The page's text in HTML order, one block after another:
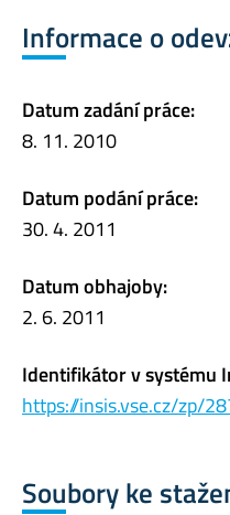
Informace o
Datum zadání práce:
8. 11. 2010
Datum podání práce:
30. 4. 2011
Datum obhajoby:
2. 6. 2011
Identifikátor v systému
https://insis.vse.cz/zp/
Soubory ke